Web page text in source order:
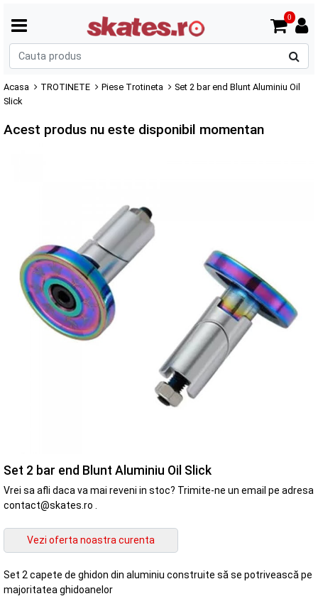
0
Acasa TROTINETE Piese Trotineta
Set 2 bar end Blunt Aluminiu Oil
Slick
Acest produs nu este disponibil momentan
Set 2 bar end Blunt Aluminiu Oil Slick
Vrei sa afli daca va mai reveni in stoc? Trimite-ne un email pe adresa
contact@skates.ro .
Set 2 capete de ghidon din aluminiu construite să se potrivească pe
majoritatea ghidoanelor